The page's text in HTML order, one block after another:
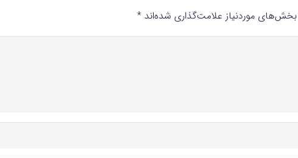
بخش‌های موردنیاز علامت‌گذاری شده‌اند *